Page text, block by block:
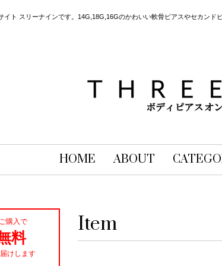
イト スリーナインです。14G,18G,16Gのかわいい軟骨ピアスやセカンド
HOME ABOUT
Item
購入で
料
けします